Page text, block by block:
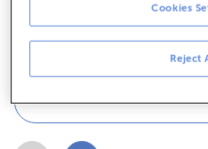
Aforra
Aforra na túa
Reject
Cookies